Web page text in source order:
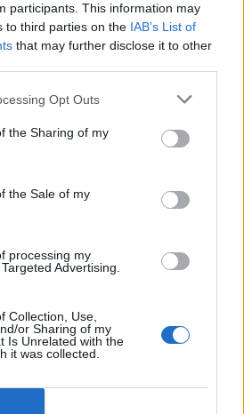
participants. This information may
to third parties on the IAB’s List of
that may further disclose it to other
Opt Outs
the Sharing of my
the Sale of my
processing my
Advertising.
Collection, Use,
or Sharing of my
Is Unrelated with the
it was collected.
-
„Sterbliniai dronai“:
Ukraina ėmė taikyti naują
kovinę taktiką